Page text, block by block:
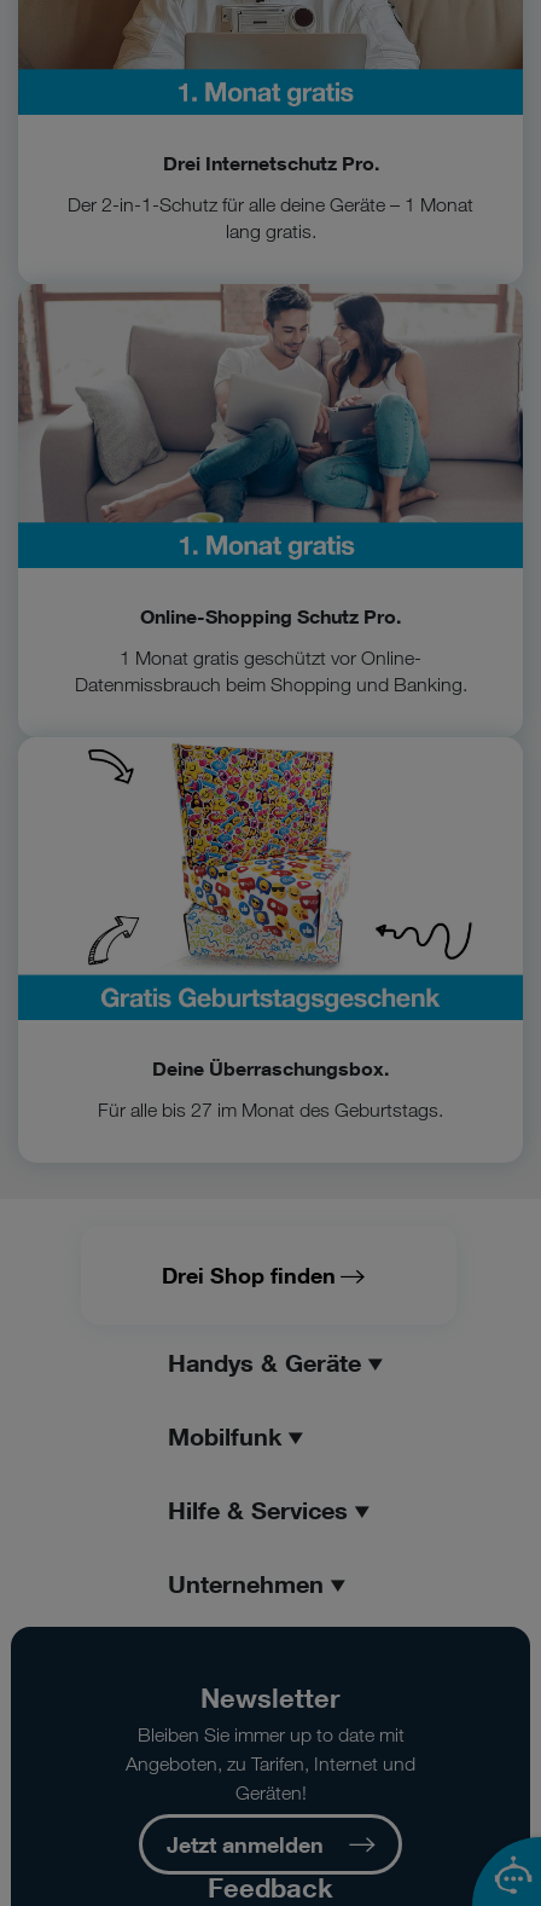
Drei Internetschutz Pro.
Der 2-in-1-Schutz für alle deine Geräte – 1 Monat
lang gratis.
Online-Shopping Schutz Pro.
1 Monat gratis geschützt vor Online-
Datenmissbrauch beim Shopping und Banking.
Zum Online-Shopping Schutz Pro
Vorteil
Deine Überraschungsbox.
Für alle bis 27 im Monat des Geburtstags.
Zur Überraschungsbox
Drei Shop finden
Handys & Geräte
Mobilfunk
Hilfe & Services
Unternehmen
Newsletter
Bleiben Sie immer up to date mit
Angeboten, zu Tarifen, Internet und
Geräten!
Jetzt anmelden
Feedback